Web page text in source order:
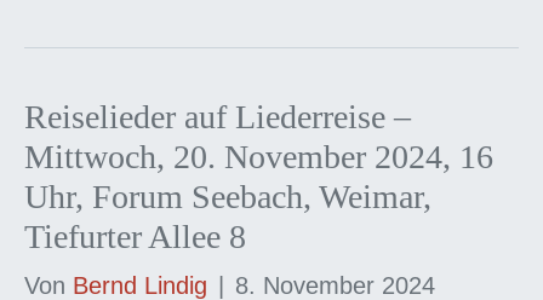
Reiselieder auf Liederreise –
Mittwoch, 20. November 2024, 16
Uhr, Forum Seebach, Weimar,
Tiefurter Allee 8
Von Bernd Lindig 8. November 2024